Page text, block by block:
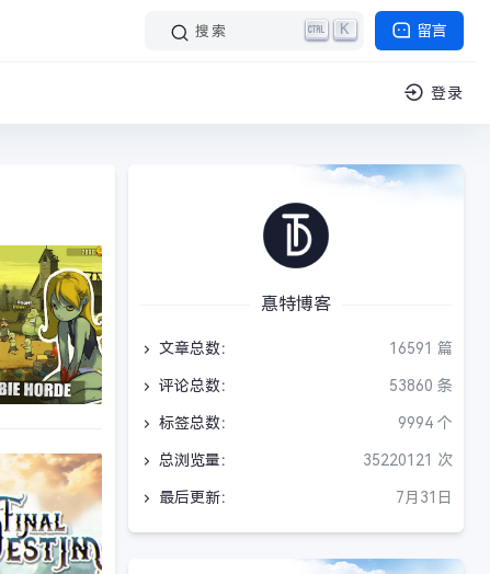
留言
搜索 K
登录
惪特博客
文章总数： 16591 篇
评论总数： 53860 条
标签总数： 9994 个
总浏览量： 35220121 次
最后更新： 7月31日